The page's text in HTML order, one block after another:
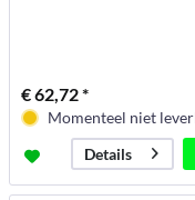
€ 62,72 *
Momenteel niet
Details